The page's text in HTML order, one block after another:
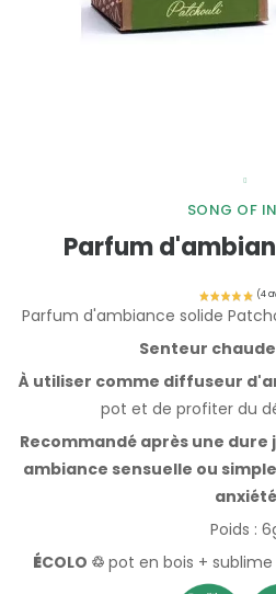
SONG OF
Parfum
Parfum d'ambiance solide
Senteur
À utiliser comme diffuseur
pot et de profiter du
Recommandé après une
ambiance sensuelle ou
anxiété
Poids :
ÉCOLO ♲ pot en bois + sublime